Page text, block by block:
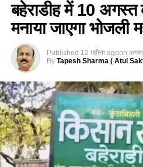
बहेराडीह में 10
मनाया जाएगा भोजली
Published 12 महीना agoon
By Tapesh Sharma ( Atul